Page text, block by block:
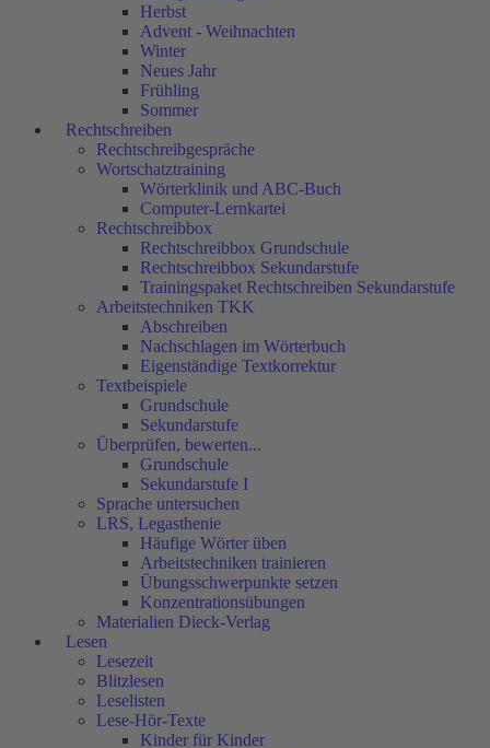
Herbst
Advent - Weihnachten
Winter
Neues Jahr
Frühling
Sommer
Rechtschreiben
Rechtschreibgespräche
Wortschatztraining
Wörterklinik und ABC-Buch
Computer-Lernkartei
Rechtschreibbox
Rechtschreibbox Grundschule
Rechtschreibbox Sekundarstufe
Trainingspaket Rechtschreiben Sekundarstufe
Arbeitstechniken TKK
Abschreiben
Nachschlagen im Wörterbuch
Eigenständige Textkorrektur
Textbeispiele
Grundschule
Sekundarstufe
Überprüfen, bewerten...
Grundschule
Sekundarstufe I
Sprache untersuchen
LRS, Legasthenie
Häufige Wörter üben
Arbeitstechniken trainieren
Übungsschwerpunkte setzen
Konzentrationsübungen
Materialien Dieck-Verlag
Lesen
Lesezeit
Blitzlesen
Leselisten
Lese-Hör-Texte
Kinder für Kinder